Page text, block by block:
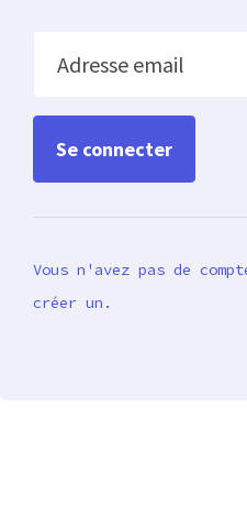
Adresse email
Vous n'avez pas de
créer un.